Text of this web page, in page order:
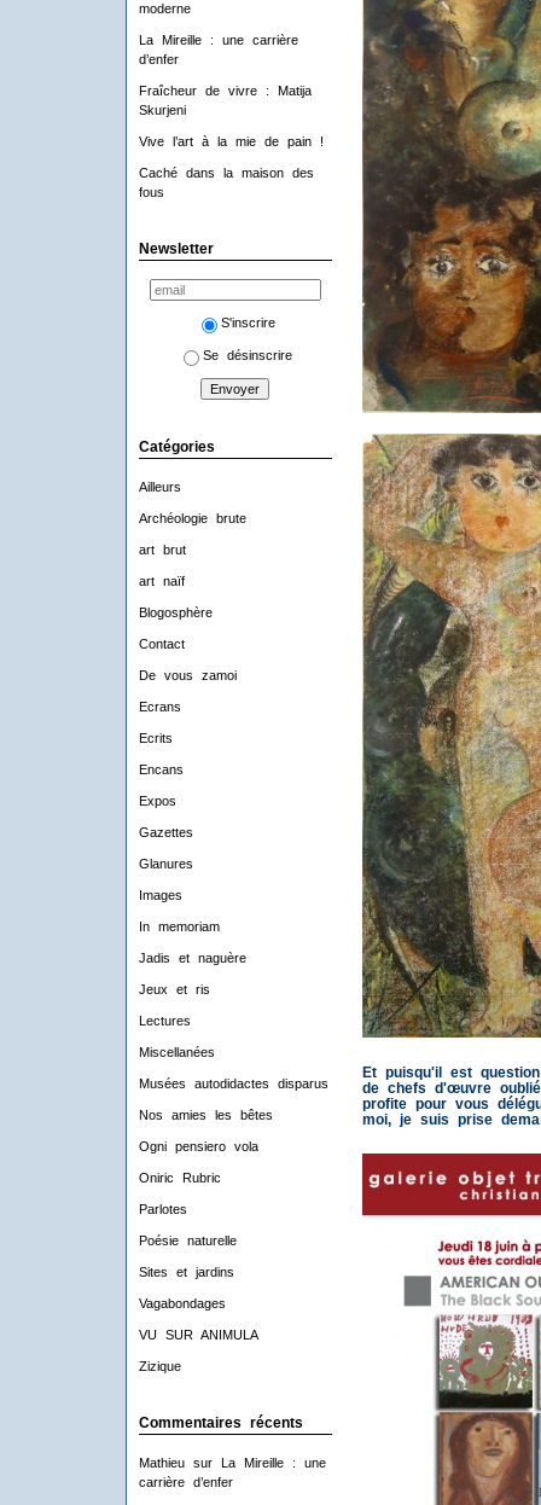
moderne
La Mireille : une carrière
d’enfer
Fraîcheur de vivre : Matija
Skurjeni
Vive l’art à la mie de pain !
Caché dans la maison des
fous
Newsletter
S'inscrire
Se désinscrire
Catégories
Ailleurs
Archéologie brute
art brut
art naïf
Blogosphère
Contact
De vous zamoi
Ecrans
Ecrits
Encans
Expos
Gazettes
Glanures
Images
In memoriam
Jadis et naguère
Jeux et ris
Lectures
Miscellanées
Musées autodidactes disparus
Nos amies les bêtes
Ogni pensiero vola
Oniric Rubric
Parlotes
Poésie naturelle
Sites et jardins
Vagabondages
VU SUR ANIMULA
Zizique
Commentaires récents
Mathieusur
La Mireille : une
carrière d’enfer
Et puisqu'il est
de chefs d'œuvre
profite pour vous
moi, je suis prise